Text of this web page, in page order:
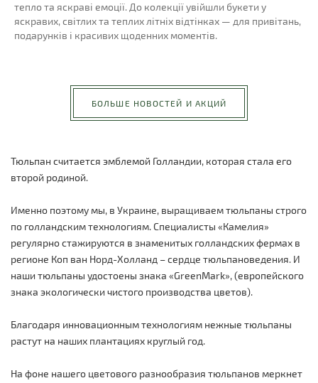
тепло та яскраві емоції. До колекції увійшли букети у
яскравих, світлих та теплих літніх відтінках — для привітань,
подарунків і красивих щоденних моментів.
БОЛЬШЕ НОВОСТЕЙ И АКЦИЙ
Тюльпан считается эмблемой Голландии, которая стала его
второй родиной.
Именно поэтому мы, в Украине, выращиваем тюльпаны строго
по голландским технологиям. Специалисты «Камелия»
регулярно стажируются в знаменитых голландских фермах в
регионе Коп ван Норд-Холланд – сердце тюльпановедения. И
наши тюльпаны удостоены знака «GreenMark», (европейского
знака экологически чистого производства цветов).
Благодаря инновационным технологиям нежные тюльпаны
растут на наших плантациях круглый год.
На фоне нашего цветового разнообразия тюльпанов меркнет